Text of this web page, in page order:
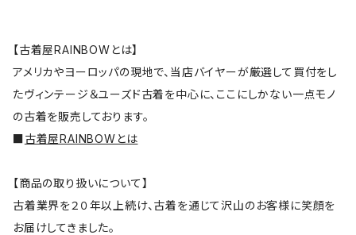
【古着屋RAINBOWとは】
アメリカやヨーロッパの現地で、当店バイヤーが厳選して買付をし
たヴィンテージ＆ユーズド古着を中心に、ここにしかない一点モノ
の古着を販売しております。
■古着屋RAINBOWとは
【商品の取り扱いについて】
古着業界を２０年以上続け、古着を通じて沢山のお客様に笑顔を
お届けしてきました。